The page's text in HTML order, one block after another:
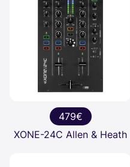
479€
XONE-24C Allen & Heath